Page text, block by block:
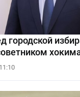
городской